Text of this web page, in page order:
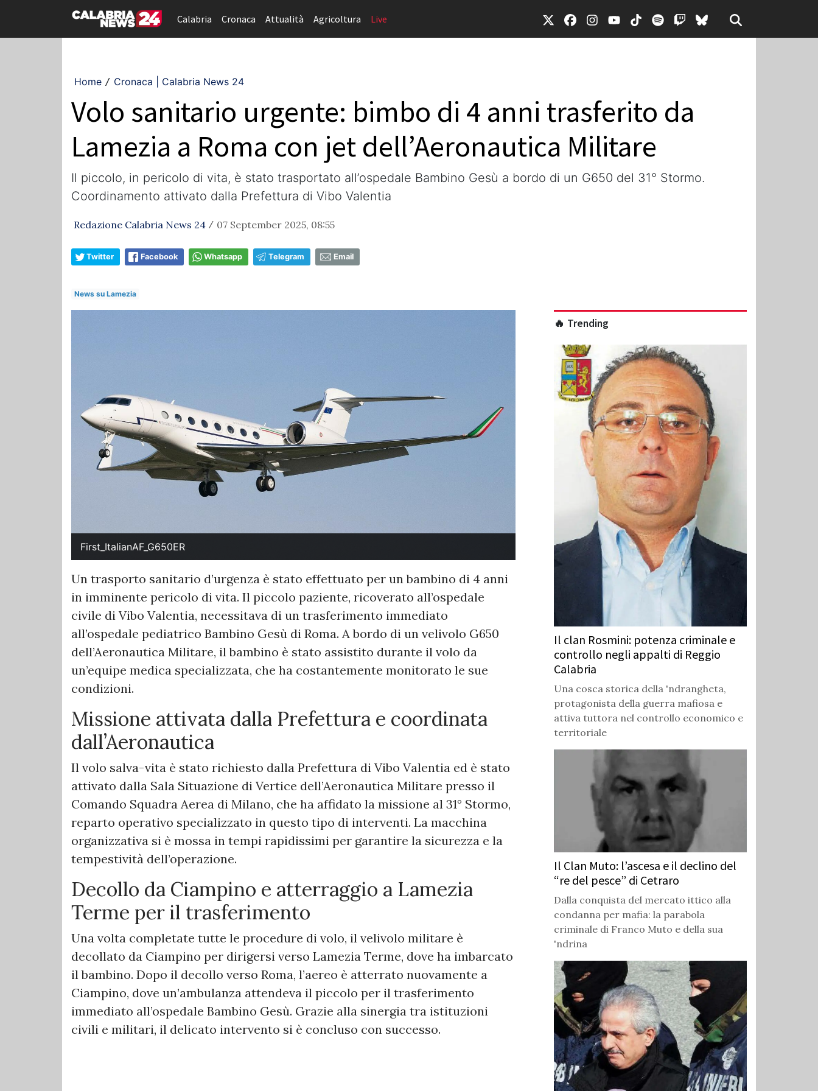
Calabria Cronaca Attualità Agricoltura Live
Home / Cronaca | Calabria News 24
Volo sanitario urgente: bimbo di 4 anni trasferito da
Lamezia a Roma con jet dell’Aeronautica Militare
Il piccolo, in pericolo di vita, è stato trasportato all’ospedale Bambino Gesù a bordo di un G650 del 31° Stormo.
Coordinamento attivato dalla Prefettura di Vibo Valentia
Redazione Calabria News 24 / 07 September 2025, 08:55
Twitter Facebook Whatsapp Telegram Email
News su Lamezia
First_ItalianAF_G650ER
Un trasporto sanitario d’urgenza è stato effettuato per un bambino di 4 anni
in imminente pericolo di vita. Il piccolo paziente, ricoverato all’ospedale
civile di Vibo Valentia, necessitava di un trasferimento immediato
all’ospedale pediatrico Bambino Gesù di Roma. A bordo di un velivolo G650
dell’Aeronautica Militare, il bambino è stato assistito durante il volo da
un’equipe medica specializzata, che ha costantemente monitorato le sue
condizioni.
Missione attivata dalla Prefettura e coordinata
dall’Aeronautica
Il volo salva-vita è stato richiesto dalla Prefettura di Vibo Valentia ed è stato
attivato dalla Sala Situazione di Vertice dell’Aeronautica Militare presso il
Comando Squadra Aerea di Milano, che ha affidato la missione al 31° Stormo,
reparto operativo specializzato in questo tipo di interventi. La macchina
organizzativa si è mossa in tempi rapidissimi per garantire la sicurezza e la
tempestività dell’operazione.
Decollo da Ciampino e atterraggio a Lamezia
Terme per il trasferimento
Una volta completate tutte le procedure di volo, il velivolo militare è
decollato da Ciampino per dirigersi verso Lamezia Terme, dove ha imbarcato
il bambino. Dopo il decollo verso Roma, l’aereo è atterrato nuovamente a
Ciampino, dove un’ambulanza attendeva il piccolo per il trasferimento
immediato all’ospedale Bambino Gesù. Grazie alla sinergia tra istituzioni
civili e militari, il delicato intervento si è concluso con successo.
🔥 Trending
Il clan Rosmini: potenza criminale e
controllo negli appalti di Reggio
Calabria
Una cosca storica della 'ndrangheta,
protagonista della guerra mafiosa e
attiva tuttora nel controllo economico e
territoriale
Il Clan Muto: l’ascesa e il declino del
“re del pesce” di Cetraro
Dalla conquista del mercato ittico alla
condanna per mafia: la parabola
criminale di Franco Muto e della sua
'ndrina